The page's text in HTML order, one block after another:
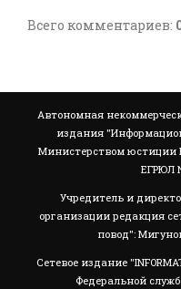
Всего комментариев:
Автономная
издания
Министерством юстиции
ЕГРЮЛ
Учредитель и
организации редакция
повод":
Сетевое издание
Федеральной